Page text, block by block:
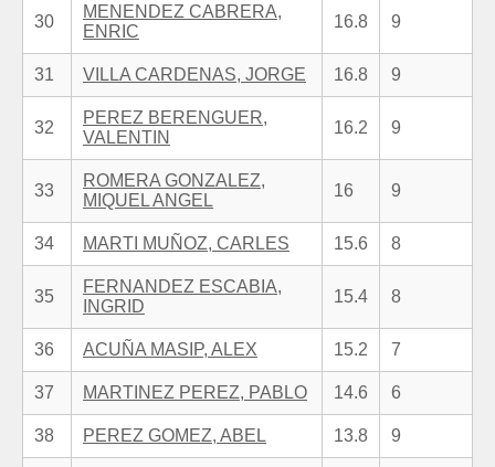
30
MENENDEZ CABRERA,
ENRIC
16.8 9
31 VILLA CARDENAS, JORGE 16.8 9
32
PEREZ BERENGUER,
VALENTIN
16.2 9
33
ROMERA GONZALEZ,
MIQUEL ANGEL
16 9
34 MARTI MUÑOZ, CARLES 15.6 8
35
FERNANDEZ ESCABIA,
INGRID
15.4 8
36 ACUÑA MASIP, ALEX 15.2 7
37 MARTINEZ PEREZ, PABLO 14.6 6
38 PEREZ GOMEZ, ABEL 13.8 9